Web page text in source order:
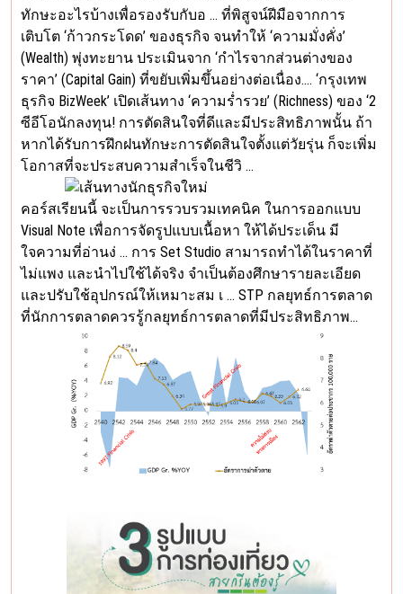
ทักษะอะไรบ้างเพื่อรองรับกับอ … ที่พิสูจน์ฝีมือจากการ
เติบโต ‘ก้าวกระโดด’ ของธุรกิจ จนทำให้ ‘ความมั่งคั่ง’
(Wealth) พุ่งทะยาน ประเมินจาก ‘กำไรจากส่วนต่างของ
ราคา’ (Capital Gain) ที่ขยับเพิ่มขึ้นอย่างต่อเนื่อง…. ‘กรุงเทพ
ธุรกิจ BizWeek’ เปิดเส้นทาง ‘ความร่ำรวย’ (Richness) ของ ‘2
ซีอีโอนักลงทุน! การตัดสินใจที่ดีและมีประสิทธิภาพนั้น ถ้า
หากได้รับการฝึกฝนทักษะการตัดสินใจตั้งแต่วัยรุ่น ก็จะเพิ่ม
โอกาสที่จะประสบความสำเร็จในชีวิ …
คอร์สเรียนนี้ จะเป็นการรวบรวมเทคนิค ในการออกแบบ
Visual Note เพื่อการจัดรูปแบบเนื้อหา ให้ได้ประเด็น มี
ใจความที่อ่านง่ … การ Set Studio สามารถทำได้ในราคาที่
ไม่แพง และนำไปใช้ได้จริง จำเป็นต้องศึกษารายละเอียด
และปรับใช้อุปกรณ์ให้เหมาะสม เ … STP กลยุทธ์การตลาด
ที่นักการตลาดควรรู้กลยุทธ์การตลาดที่มีประสิทธิภาพ…